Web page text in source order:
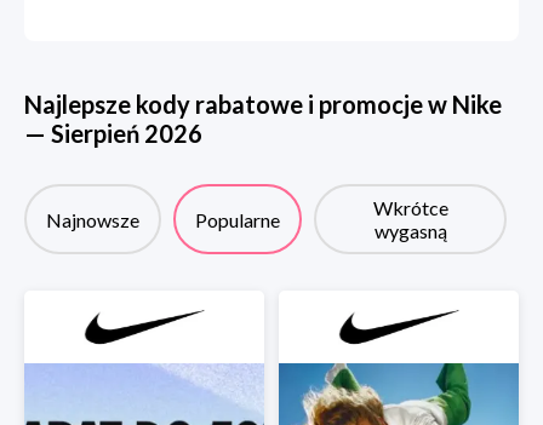
Najlepsze kody rabatowe i promocje w Nike
— Sierpień 2026
Najnowsze Popularne
Wkrótce
wygasną